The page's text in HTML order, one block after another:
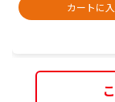
カートに